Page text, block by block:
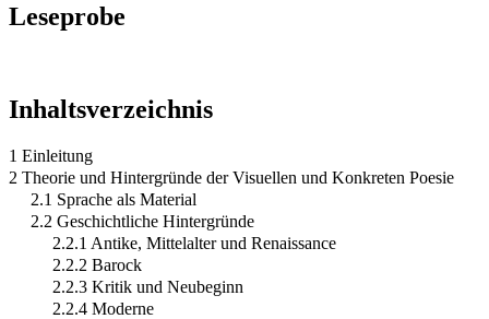
Leseprobe
Inhaltsverzeichnis
1 Einleitung
2 Theorie und Hintergründe der Visuellen und Konkreten Poesie
2.1 Sprache als Material
2.2 Geschichtliche Hintergründe
2.2.1 Antike, Mittelalter und Renaissance
2.2.2 Barock
2.2.3 Kritik und Neubeginn
2.2.4 Moderne